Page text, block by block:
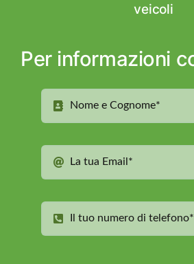
veicoli
Per informazioni